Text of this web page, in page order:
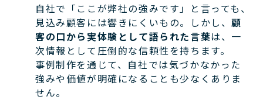
自社で「ここが弊社の強みです」と言っても、
見込み顧客には響きにくいもの。しかし、顧
客の口から実体験として語られた言葉は、一
次情報として圧倒的な信頼性を持ちます。
事例制作を通じて、自社では気づかなかった
強みや価値が明確になることも少なくありま
せん。